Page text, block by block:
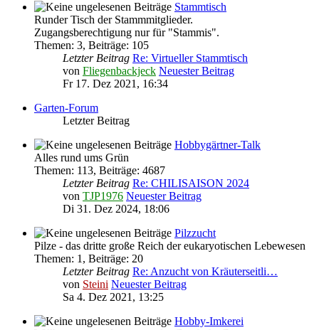
Stammtisch
Runder Tisch der Stammmitglieder.
Zugangsberechtigung nur für "Stammis".
Themen: 3, Beiträge: 105
Letzter Beitrag Re: Virtueller Stammtisch
von Fliegenbackjeck Neuester Beitrag
Fr 17. Dez 2021, 16:34
Garten-Forum
Letzter Beitrag
Hobbygärtner-Talk
Alles rund ums Grün
Themen: 113, Beiträge: 4687
Letzter Beitrag Re: CHILISAISON 2024
von TJP1976 Neuester Beitrag
Di 31. Dez 2024, 18:06
Pilzzucht
Pilze - das dritte große Reich der eukaryotischen Lebewesen
Themen: 1 , Beiträge: 20
Letzter Beitrag Re: Anzucht von Kräuterseitli…
von Steini Neuester Beitrag
Sa 4. Dez 2021, 13:25
Hobby-Imkerei